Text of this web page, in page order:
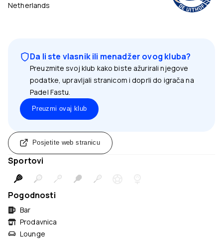
Netherlands
Da li ste vlasnik ili menadžer ovog kluba?
Preuzmite svoj klub kako biste ažurirali njegove
podatke, upravljali stranicom i doprli do igrača na
Padel Fastu.
Preuzmi ovaj klub
Posjetite web stranicu
Sportovi
Pogodnosti
Bar
Prodavnica
Lounge